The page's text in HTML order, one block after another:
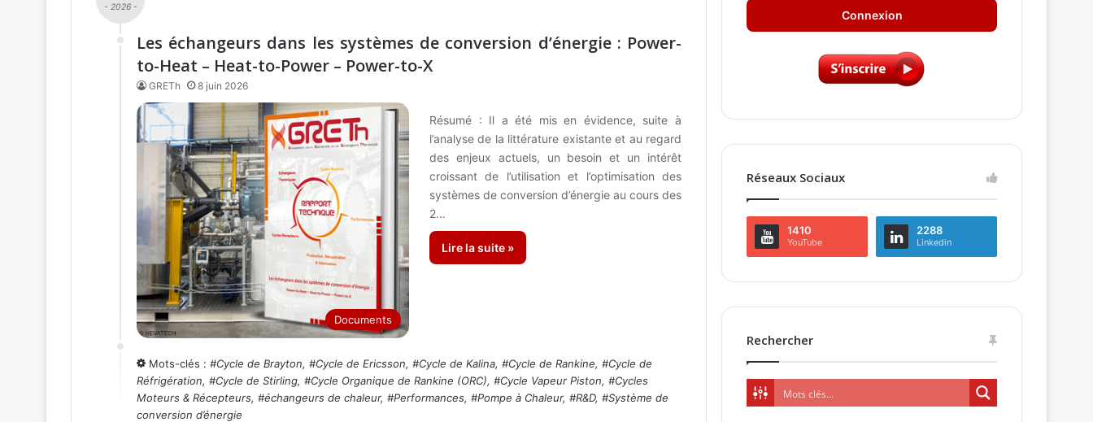
- 2026 -
Les échangeurs dans les systèmes de conversion d’énergie : Power-
to-Heat – Heat-to-Power – Power-to-X
GRETh 8 juin 2026
Documents
Résumé : Il a été mis en évidence, suite à
l’analyse de la littérature existante et au regard
des enjeux actuels, un besoin et un intérêt
croissant de l’utilisation et l’optimisation des
systèmes de conversion d’énergie au cours des
2…
Lire la suite »
Mots-clés : #Cycle de Brayton, #Cycle de Ericsson, #Cycle de Kalina, #Cycle de Rankine, #Cycle de
Réfrigération, #Cycle de Stirling, #Cycle Organique de Rankine (ORC), #Cycle Vapeur Piston, #Cycles
Moteurs & Récepteurs, #échangeurs de chaleur, #Performances, #Pompe à Chaleur, #R&D, #Système de
conversion d’énergie
Connexion
Réseaux Sociaux
1410
YouTube
2288
Linkedin
Rechercher